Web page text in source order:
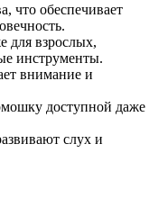
что обеспечивает
для взрослых,
инструменты.
внимание и
доступной даже
слух и